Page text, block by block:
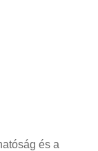
és a